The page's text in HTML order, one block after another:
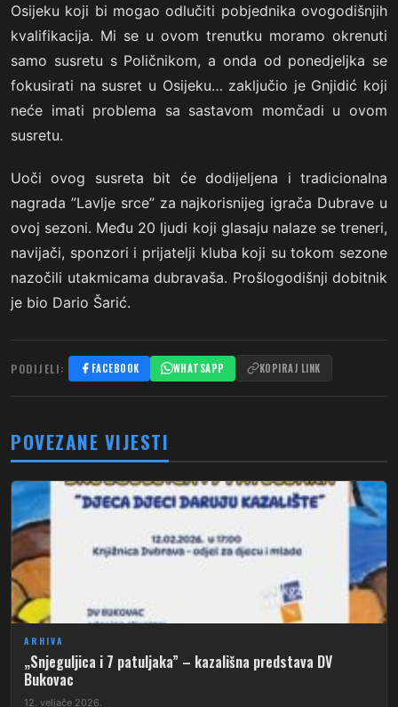
Osijeku koji bi mogao odlučiti pobjednika ovogodišnjih
kvalifikacija. Mi se u ovom trenutku moramo okrenuti
samo susretu s Poličnikom, a onda od ponedjeljka se
fokusirati na susret u Osijeku… zaključio je Gnjidić koji
neće imati problema sa sastavom momčadi u ovom
susretu.
Uoči ovog susreta bit će dodijeljena i tradicionalna
nagrada ”Lavlje srce” za najkorisnijeg igrača Dubrave u
ovoj sezoni. Među 20 ljudi koji glasaju nalaze se treneri,
navijači, sponzori i prijatelji kluba koji su tokom sezone
nazočili utakmicama dubravaša. Prošlogodišnji dobitnik
je bio Dario Šarić.
PODIJELI: FACEBOOK WHATSAPP KOPIRAJ LINK
POVEZANE VIJESTI
ARHIVA
„Snjeguljica i 7 patuljaka” – kazališna predstava DV
Bukovac
12. veljače 2026.